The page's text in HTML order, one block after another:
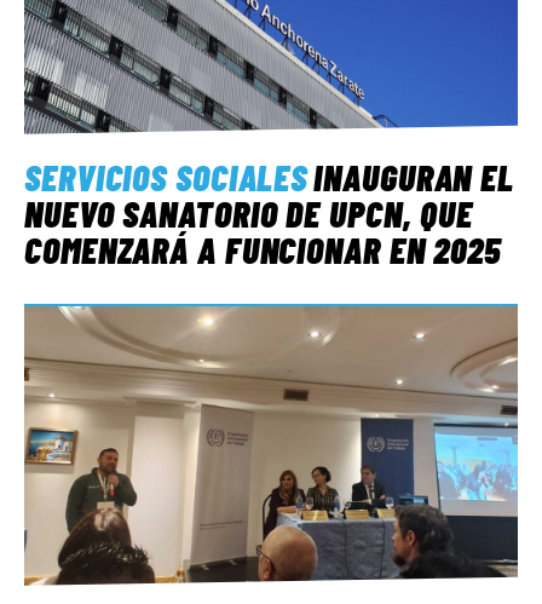
SERVICIOS SOCIALESINAUGURAN EL
NUEVO SANATORIO DE UPCN, QUE
COMENZARÁ A FUNCIONAR EN 2025